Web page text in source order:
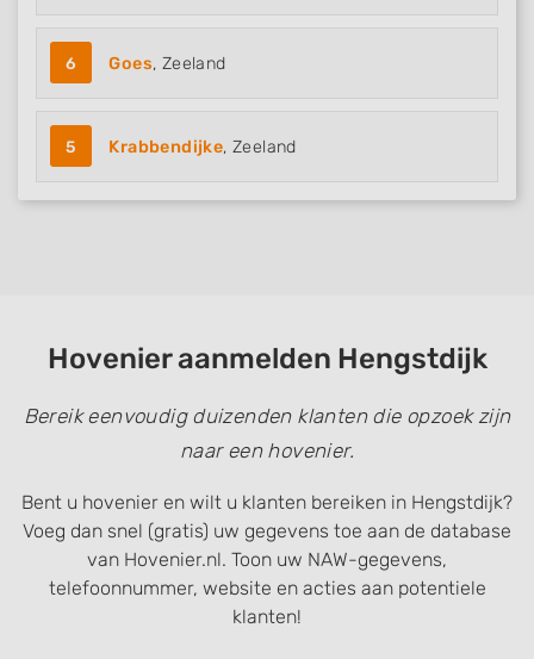
6 Goes, Zeeland
5 Krabbendijke, Zeeland
Hovenier aanmelden Hengstdijk
Bereik eenvoudig duizenden klanten die opzoek zijn
naar een hovenier.
Bent u hovenier en wilt u klanten bereiken in Hengstdijk?
Voeg dan snel (gratis) uw gegevens toe aan de database
van Hovenier.nl. Toon uw NAW-gegevens,
telefoonnummer, website en acties aan potentiele
klanten!